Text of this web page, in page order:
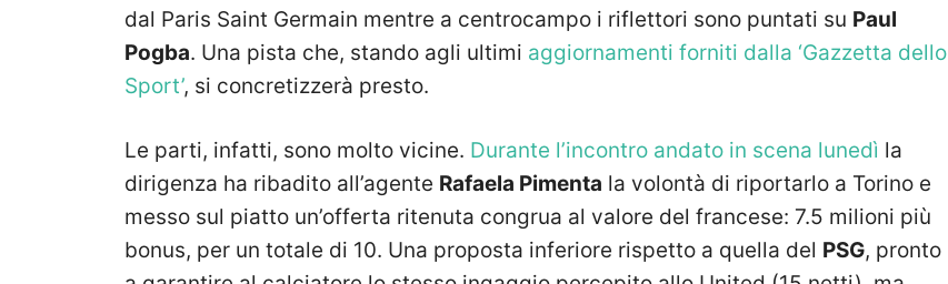
dal Paris Saint Germain mentre a centrocampo i riflettori sono puntati su Paul
Pogba. Una pista che, stando agli ultimi aggiornamenti forniti dalla ‘Gazzetta dello
Sport’, si concretizzerà presto.
Le parti, infatti, sono molto vicine. Durante l’incontro andato in scena lunedì la
dirigenza ha ribadito all’agente Rafaela Pimenta la volontà di riportarlo a Torino e
messo sul piatto un’offerta ritenuta congrua al valore del francese: 7.5 milioni più
bonus, per un totale di 10. Una proposta inferiore rispetto a quella del PSG, pronto